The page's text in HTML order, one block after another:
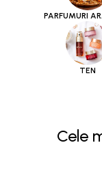
PARFUMURI
TEN
Cele